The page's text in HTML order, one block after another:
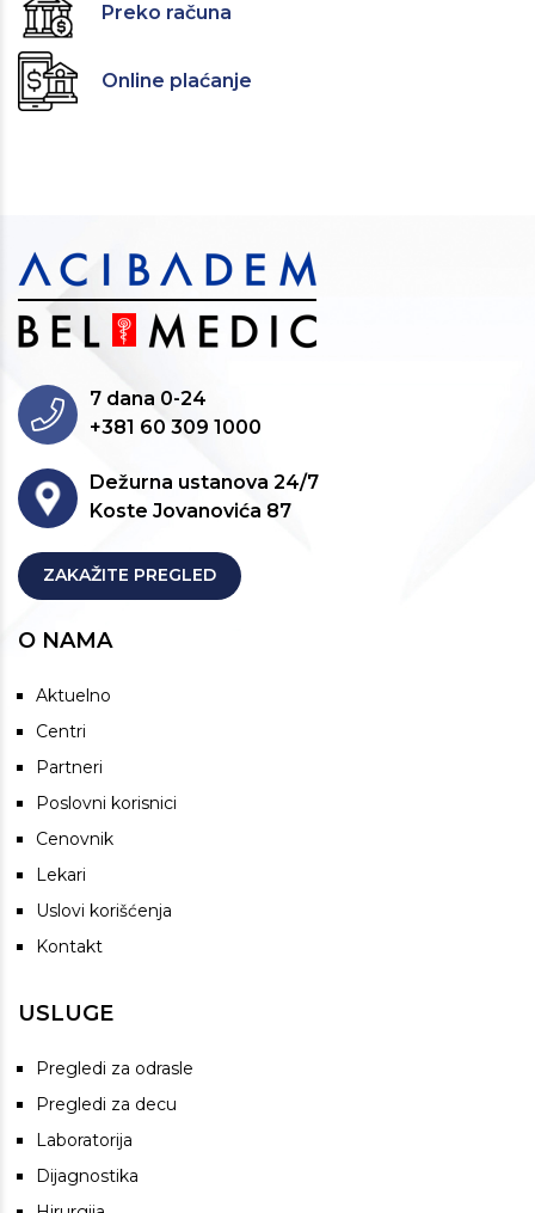
Preko računa
Online plaćanje
7 dana 0-24
+381 60 309 1000
Dežurna ustanova 24/7
Koste Jovanovića 87
ZAKAŽITE PREGLED
O NAMA
Aktuelno
Centri
Partneri
Poslovni korisnici
Cenovnik
Lekari
Uslovi korišćenja
Kontakt
USLUGE
Pregledi za odrasle
Pregledi za decu
Laboratorija
Dijagnostika